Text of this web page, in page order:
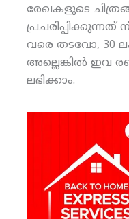
രേഖകളുടെ
പ്രചരിപ്പിക്കുന്നത്
വരെ തടവോ, 30
അല്ലെങ്കില്‍ ഇവ
ലഭിക്കാം.